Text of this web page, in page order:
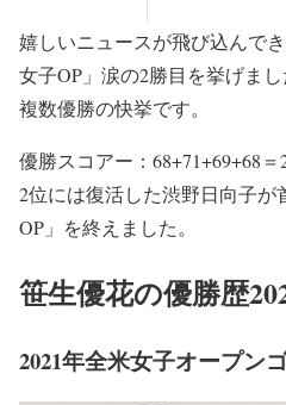
嬉しいニュースが飛び込んで
女子OP」涙の2勝目を挙げま
複数優勝の快挙です。
優勝スコアー：68+71+69+68＝
2位には復活した渋野日向子が
OP」を終えました。
笹生優花の優勝歴
2021年全米女子オープン